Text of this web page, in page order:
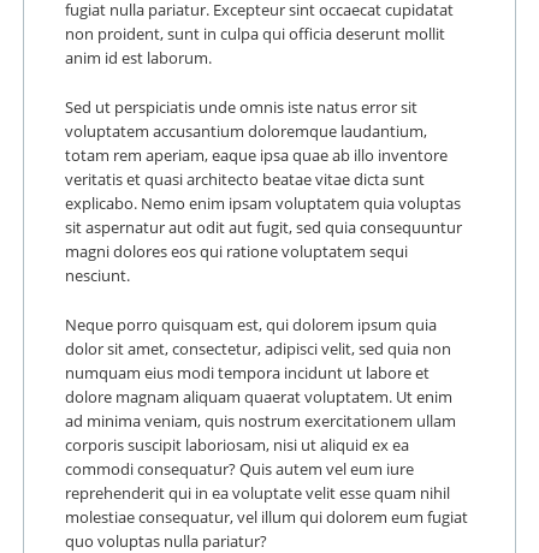
fugiat nulla pariatur. Excepteur sint occaecat cupidatat
non proident, sunt in culpa qui officia deserunt mollit
anim id est laborum.
Sed ut perspiciatis unde omnis iste natus error sit
voluptatem accusantium doloremque laudantium,
totam rem aperiam, eaque ipsa quae ab illo inventore
veritatis et quasi architecto beatae vitae dicta sunt
explicabo. Nemo enim ipsam voluptatem quia voluptas
sit aspernatur aut odit aut fugit, sed quia consequuntur
magni dolores eos qui ratione voluptatem sequi
nesciunt.
Neque porro quisquam est, qui dolorem ipsum quia
dolor sit amet, consectetur, adipisci velit, sed quia non
numquam eius modi tempora incidunt ut labore et
dolore magnam aliquam quaerat voluptatem. Ut enim
ad minima veniam, quis nostrum exercitationem ullam
corporis suscipit laboriosam, nisi ut aliquid ex ea
commodi consequatur? Quis autem vel eum iure
reprehenderit qui in ea voluptate velit esse quam nihil
molestiae consequatur, vel illum qui dolorem eum fugiat
quo voluptas nulla pariatur?